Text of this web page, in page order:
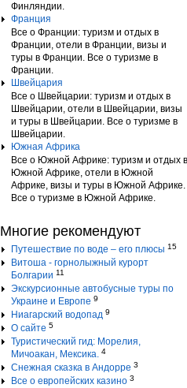
Финляндии.
Франция
Все о Франции: туризм и отдых в
Франции, отели в Франции, визы и
туры в Франции. Все о туризме в
Франции.
Швейцария
Все о Швейцарии: туризм и отдых в
Швейцарии, отели в Швейцарии, визы
и туры в Швейцарии. Все о туризме в
Швейцарии.
Южная Африка
Все о Южной Африке: туризм и отдых в
Южной Африке, отели в Южной
Африке, визы и туры в Южной Африке.
Все о туризме в Южной Африке.
Многие рекомендуют
Путешествие по воде – его плюсы 15
Витоша - горнолыжный курорт
Болгарии 11
Экскурсионные автобусные туры по
Украине и Европе 9
Ниагарский водопад 9
О сайте 5
Туристический гид: Морелия,
Мичоакан, Мексика. 4
Снежная сказка в Андорре 3
Все о европейских казино 3